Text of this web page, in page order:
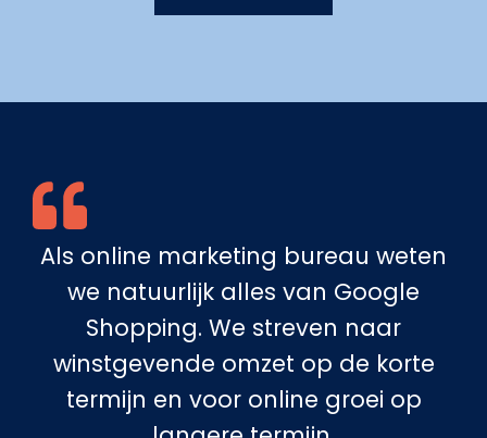
Als online marketing bureau weten
we natuurlijk alles van Google
Shopping. We streven naar
winstgevende omzet op de korte
termijn en voor online groei op